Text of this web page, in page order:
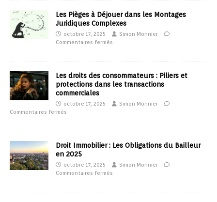
Les Pièges à Déjouer dans les Montages
Juridiques Complexes
octobre 17, 2025
Simon Monnier
Commentaires fermés
Les droits des consommateurs : Piliers et
protections dans les transactions
commerciales
octobre 17, 2025
Simon Monnier
Commentaires fermés
Droit Immobilier : Les Obligations du Bailleur
en 2025
octobre 17, 2025
Simon Monnier
Commentaires fermés